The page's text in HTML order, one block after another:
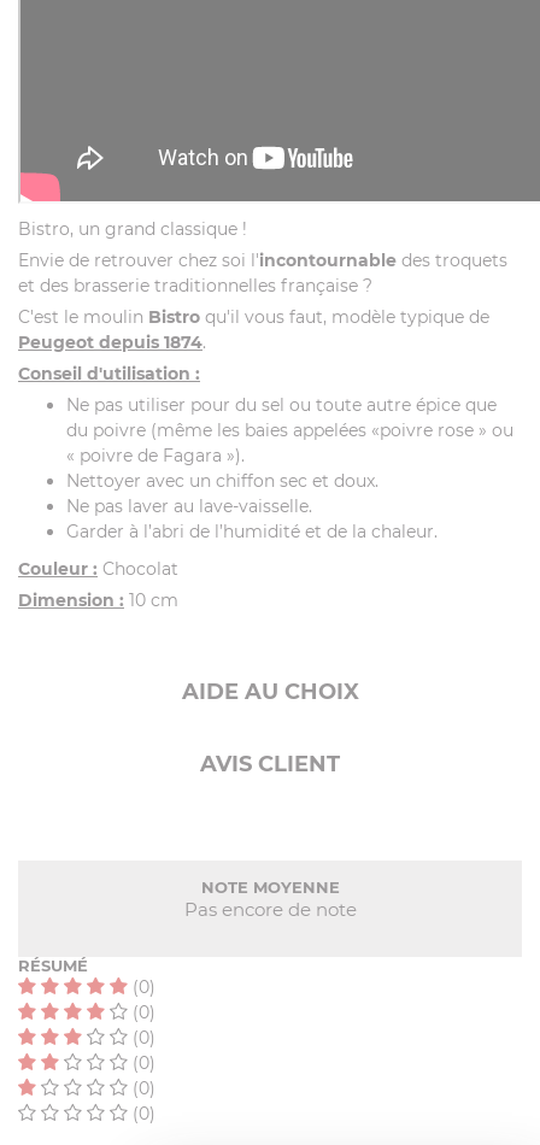
Bistro, un grand classique !
Envie de retrouver chez soi l'incontournable des troquets
et des brasserie traditionnelles française ?
C'est le moulin Bistro qu'il vous faut, modèle typique de
Peugeot depuis 1874.
Conseil d'utilisation :
Ne pas utiliser pour du sel ou toute autre épice que
du poivre (même les baies appelées «poivre rose » ou
« poivre de Fagara »).
Nettoyer avec un chiffon sec et doux.
Ne pas laver au lave-vaisselle.
Garder à l’abri de l’humidité et de la chaleur.
Couleur : Chocolat
Dimension : 10 cm
AIDE AU CHOIX
AVIS CLIENT
NOTE MOYENNE
Pas encore de note
RÉSUMÉ
(0)
(0)
(0)
(0)
(0)
(0)